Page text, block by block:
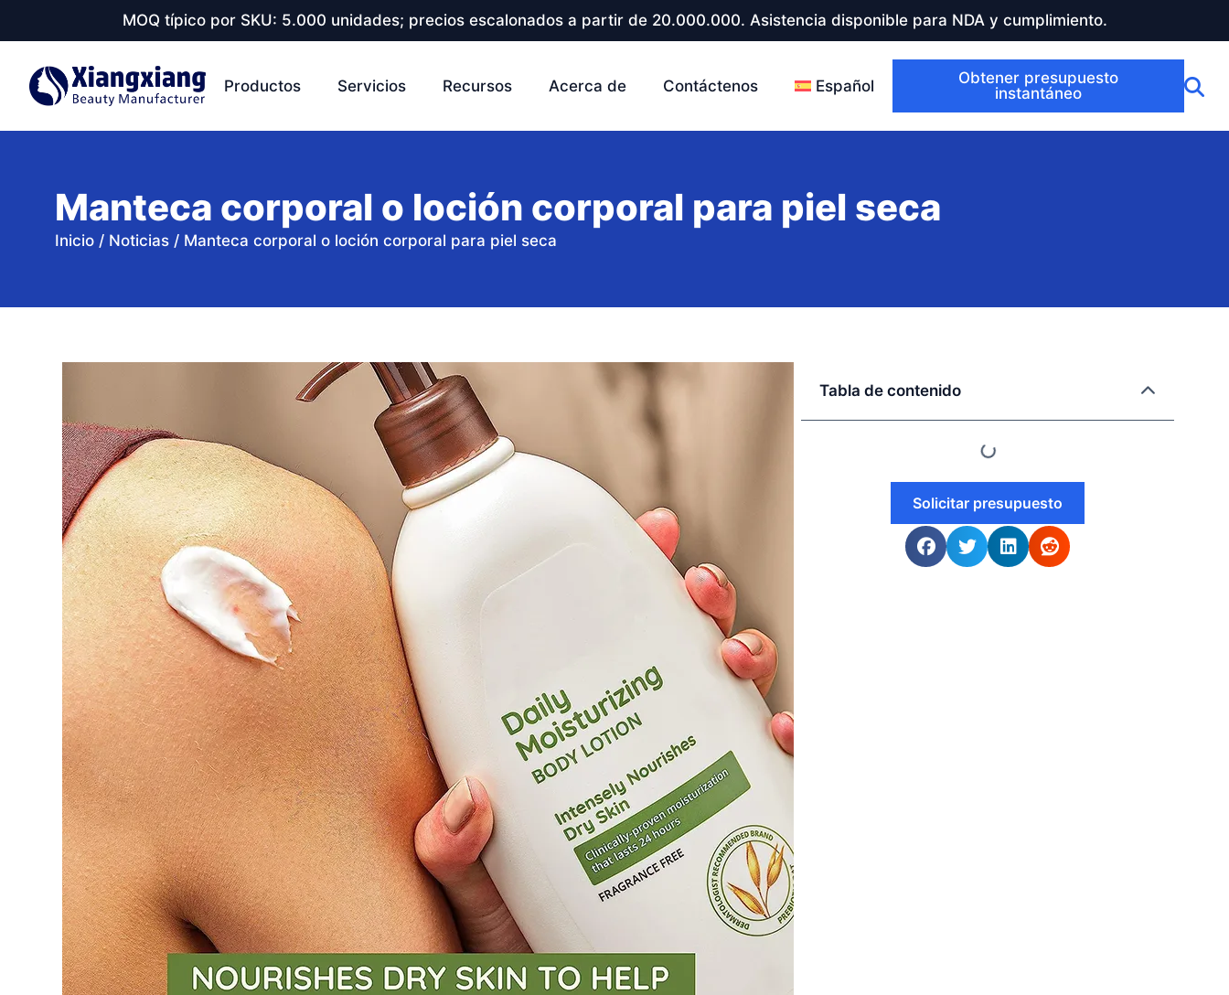
MOQ típico por SKU: 5.000 unidades; precios escalonados a partir de 20.000.000. Asistencia disponible para NDA y cumplimiento.
Productos Servicios Recursos Acerca de Contáctenos Español
Obtener presupuesto
instantáneo
Manteca corporal o loción corporal para piel seca
Inicio / Noticias / Manteca corporal o loción corporal para piel seca
Tabla de contenido
Solicitar presupuesto